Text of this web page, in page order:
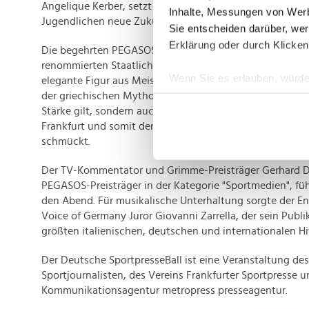
Inhalte, Messungen von
Sie entscheiden darüber,
Erklärung oder durch
Wenn Sie es erlauben,
Informationen über
Erfahren Sie mehr darüber,
Wir verwenden Cookies, um
und die Zugriffe auf unsere
Website an unsere Partner
möglicherweise mit weiteren
Angelique Kerber, setzt sich dafür ein, benachteiligten
Jugendlichen neue Zukunftsperspektiven mit Sport zu
Die begehrten PEGASOS-Trophäen wurden in
renommierten Staatlichen Porzellan-Manufaktur
elegante Figur aus Meissner Porzellan symbolisiert das
der griechischen Mythologie, das nicht nur als Symbol
Stärke gilt, sondern auch als prächtige Statue den
Frankfurt und somit den Veranstaltungsort des
schmückt.
Der TV-Kommentator und Grimme-Preisträger Gerhard
PEGASOS-Preisträger in der Kategorie "Sportmedien",
den Abend. Für musikalische Unterhaltung sorgte der
Voice of Germany Juror Giovanni Zarrella, der sein
größten italienischen, deutschen und internationalen
Der Deutsche SportpresseBall ist eine Veranstaltung
Sportjournalisten, des Vereins Frankfurter Sportpresse
Kommunikationsagentur metropress presseagentur.